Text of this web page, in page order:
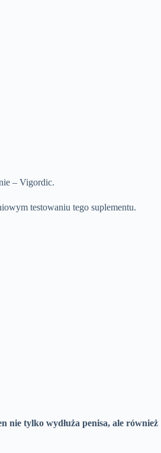
– Vigordic.
testowaniu tego suplementu.
nie tylko wydłuża penisa, ale również